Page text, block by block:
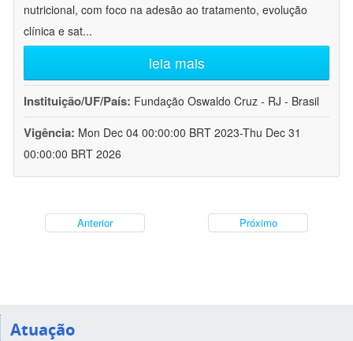
nutricional, com foco na adesão ao tratamento, evolução
clínica e sat...
leia mais
Instituição/UF/País: Fundação Oswaldo Cruz - RJ - Brasil
Vigência: Mon Dec 04 00:00:00 BRT 2023-Thu Dec 31
00:00:00 BRT 2026
Anterior Próximo
Atuação